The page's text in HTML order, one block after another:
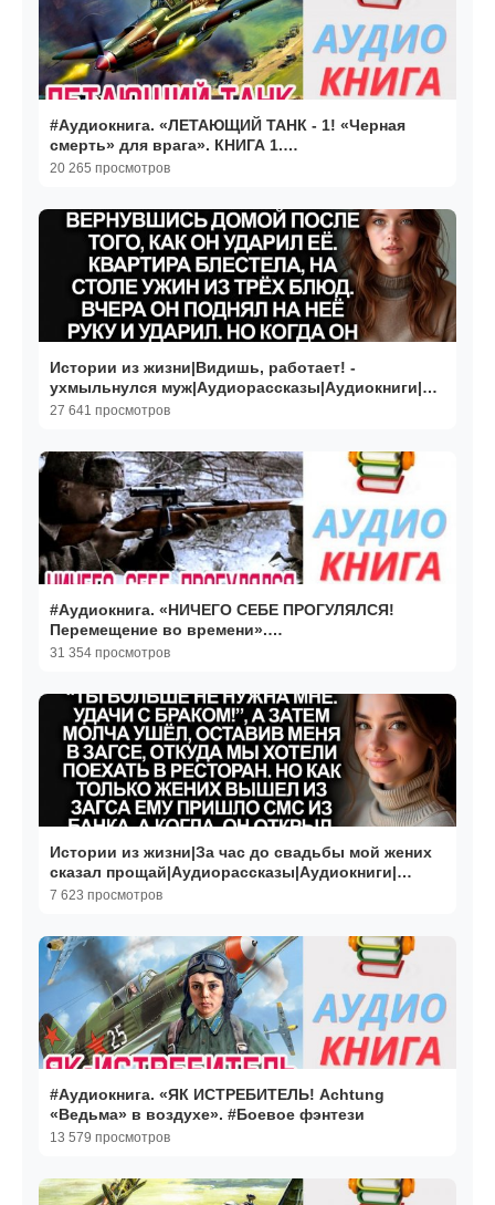
#Аудиокнига. «ЛЕТАЮЩИЙ ТАНК - 1! «Черная
смерть» для врага». КНИГА 1.
#Попаданцы#БоеваяФантастика
20 265 просмотров
Истории из жизни|Видишь, работает! -
ухмыльнулся муж|Аудиорассказы|Аудиокниги|
Реальные истории
27 641 просмотров
#Аудиокнига. «НИЧЕГО СЕБЕ ПРОГУЛЯЛСЯ!
Перемещение во времени».
#Попаданцы#БоеваяФантастика
31 354 просмотров
Истории из жизни|За час до свадьбы мой жених
сказал прощай|Аудиорассказы|Аудиокниги|
Реальные истории
7 623 просмотров
#Аудиокнига. «ЯК ИСТРЕБИТЕЛЬ! Achtung
«Ведьма» в воздухе». #Боевое фэнтези
13 579 просмотров